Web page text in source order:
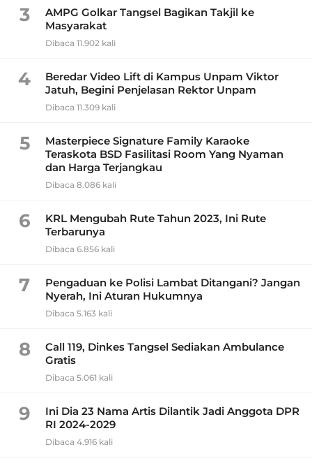
3
AMPG Golkar Tangsel Bagikan Takjil ke
Masyarakat
Dibaca 11.902 kali
4
Beredar Video Lift di Kampus Unpam Viktor
Jatuh, Begini Penjelasan Rektor Unpam
Dibaca 11.309 kali
5
Masterpiece Signature Family Karaoke
Teraskota BSD Fasilitasi Room Yang Nyaman
dan Harga Terjangkau
Dibaca 8.086 kali
6
KRL Mengubah Rute Tahun 2023, Ini Rute
Terbarunya
Dibaca 6.856 kali
7
Pengaduan ke Polisi Lambat Ditangani? Jangan
Nyerah, Ini Aturan Hukumnya
Dibaca 5.163 kali
8
Call 119, Dinkes Tangsel Sediakan Ambulance
Gratis
Dibaca 5.061 kali
9
Ini Dia 23 Nama Artis Dilantik Jadi Anggota DPR
RI 2024-2029
Dibaca 4.916 kali